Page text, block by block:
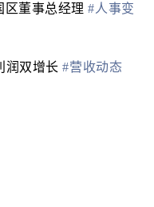
区董事总经理#人事变
润双增长#营收动态